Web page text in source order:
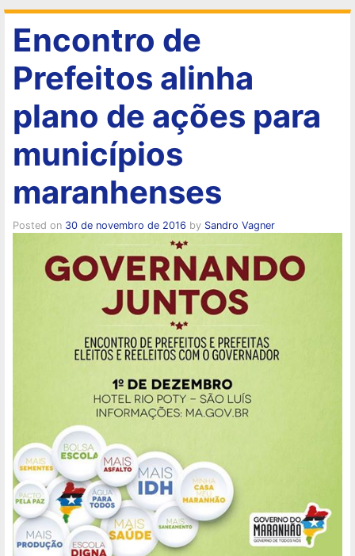
Encontro de
Prefeitos alinha
plano de ações para
municípios
maranhenses
Posted on 30 de novembro de 2016 by Sandro Vagner